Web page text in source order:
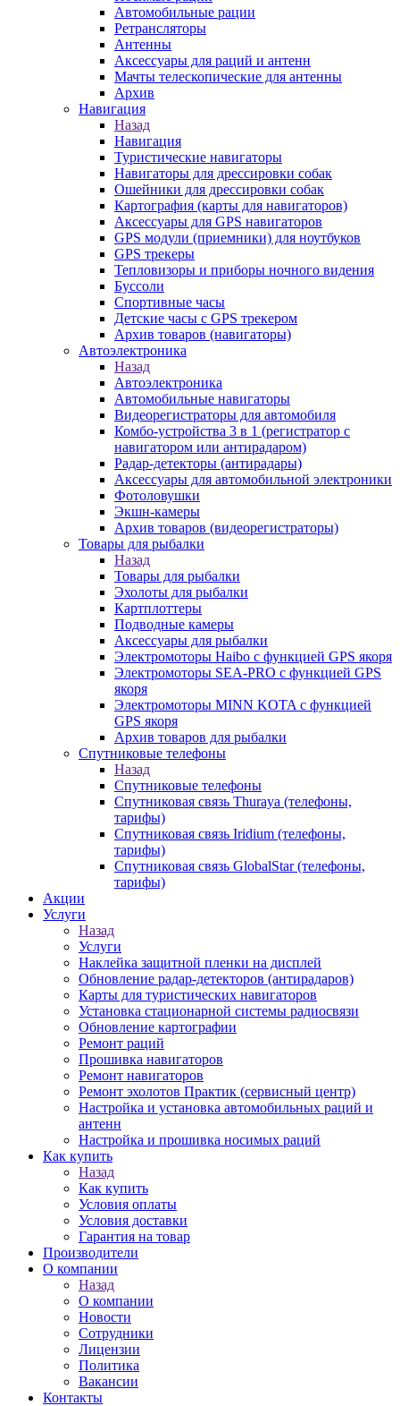
Автомобильные рации
Ретрансляторы
Антенны
Аксессуары для раций и антенн
Мачты телескопические для антенны
Архив
Навигация
Назад
Навигация
Туристические навигаторы
Навигаторы для дрессировки собак
Ошейники для дрессировки собак
Картография (карты для навигаторов)
Аксессуары для GPS навигаторов
GPS модули (приемники) для ноутбуков
GPS трекеры
Тепловизоры и приборы ночного видения
Буссоли
Спортивные часы
Детские часы с GPS трекером
Архив товаров (навигаторы)
Автоэлектроника
Назад
Автоэлектроника
Автомобильные навигаторы
Видеорегистраторы для автомобиля
Комбо-устройства 3 в 1 (регистратор с
навигатором или антирадаром)
Радар-детекторы (антирадары)
Аксессуары для автомобильной электроники
Фотоловушки
Экшн-камеры
Архив товаров (видеорегистраторы)
Товары для рыбалки
Назад
Товары для рыбалки
Эхолоты для рыбалки
Картплоттеры
Подводные камеры
Аксессуары для рыбалки
Электромоторы Haibo с функцией GPS якоря
Электромоторы SEA-PRO с функцией GPS
якоря
Электромоторы MINN KOTA с функцией
GPS якоря
Архив товаров для рыбалки
Спутниковые телефоны
Назад
Спутниковые телефоны
Спутниковая связь Thuraya (телефоны,
тарифы)
Спутниковая связь Iridium (телефоны,
тарифы)
Спутниковая связь GlobalStar (телефоны,
тарифы)
Акции
Услуги
Назад
Услуги
Наклейка защитной пленки на дисплей
Обновление радар-детекторов (антирадаров)
Карты для туристических навигаторов
Установка стационарной системы радиосвязи
Обновление картографии
Ремонт раций
Прошивка навигаторов
Ремонт навигаторов
Ремонт эхолотов Практик (сервисный центр)
Настройка и установка автомобильных раций и
антенн
Настройка и прошивка носимых раций
Как купить
Назад
Как купить
Условия оплаты
Условия доставки
Гарантия на товар
Производители
О компании
Назад
О компании
Новости
Сотрудники
Лицензии
Политика
Вакансии
Контакты